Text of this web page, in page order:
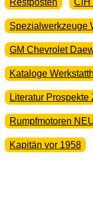
Spezialwerkzeuge
GM Chevrolet
Kataloge
Literatur Prospekte
Rumpfmotoren
Kapitän vor 1958